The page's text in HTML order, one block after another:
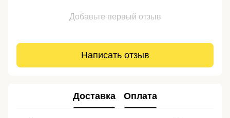
Добавьте первый отзыв
Написать отзыв
Доставка Оплата